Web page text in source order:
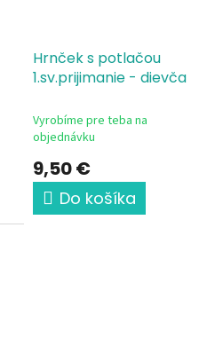
Hrnček s potlačou
1.sv.prijimanie - dievča
Vyrobíme pre teba na
objednávku
9,50 €
Do košíka